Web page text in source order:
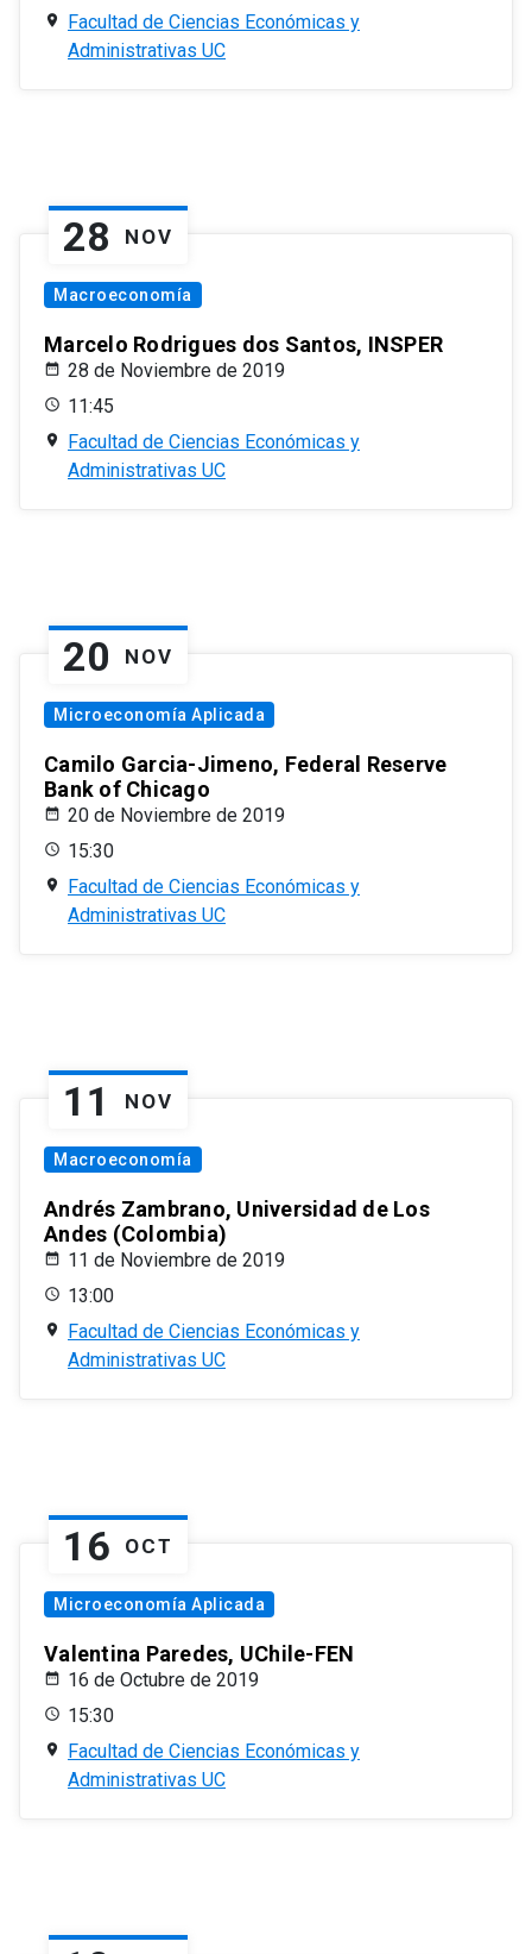
Facultad de Ciencias Económicas y
Administrativas UC
28 NOV
Macroeconomía
Marcelo Rodrigues dos Santos, INSPER
28 de Noviembre de 2019
11:45
Facultad de Ciencias Económicas y
Administrativas UC
20 NOV
Microeconomía Aplicada
Camilo Garcia-Jimeno, Federal Reserve
Bank of Chicago
20 de Noviembre de 2019
15:30
Facultad de Ciencias Económicas y
Administrativas UC
11 NOV
Macroeconomía
Andrés Zambrano, Universidad de Los
Andes (Colombia)
11 de Noviembre de 2019
13:00
Facultad de Ciencias Económicas y
Administrativas UC
16 OCT
Microeconomía Aplicada
Valentina Paredes, UChile-FEN
16 de Octubre de 2019
15:30
Facultad de Ciencias Económicas y
Administrativas UC